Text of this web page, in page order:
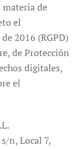
de
el
2016 (RGPD)
de Protección
digitales,
el
n, Local 7,